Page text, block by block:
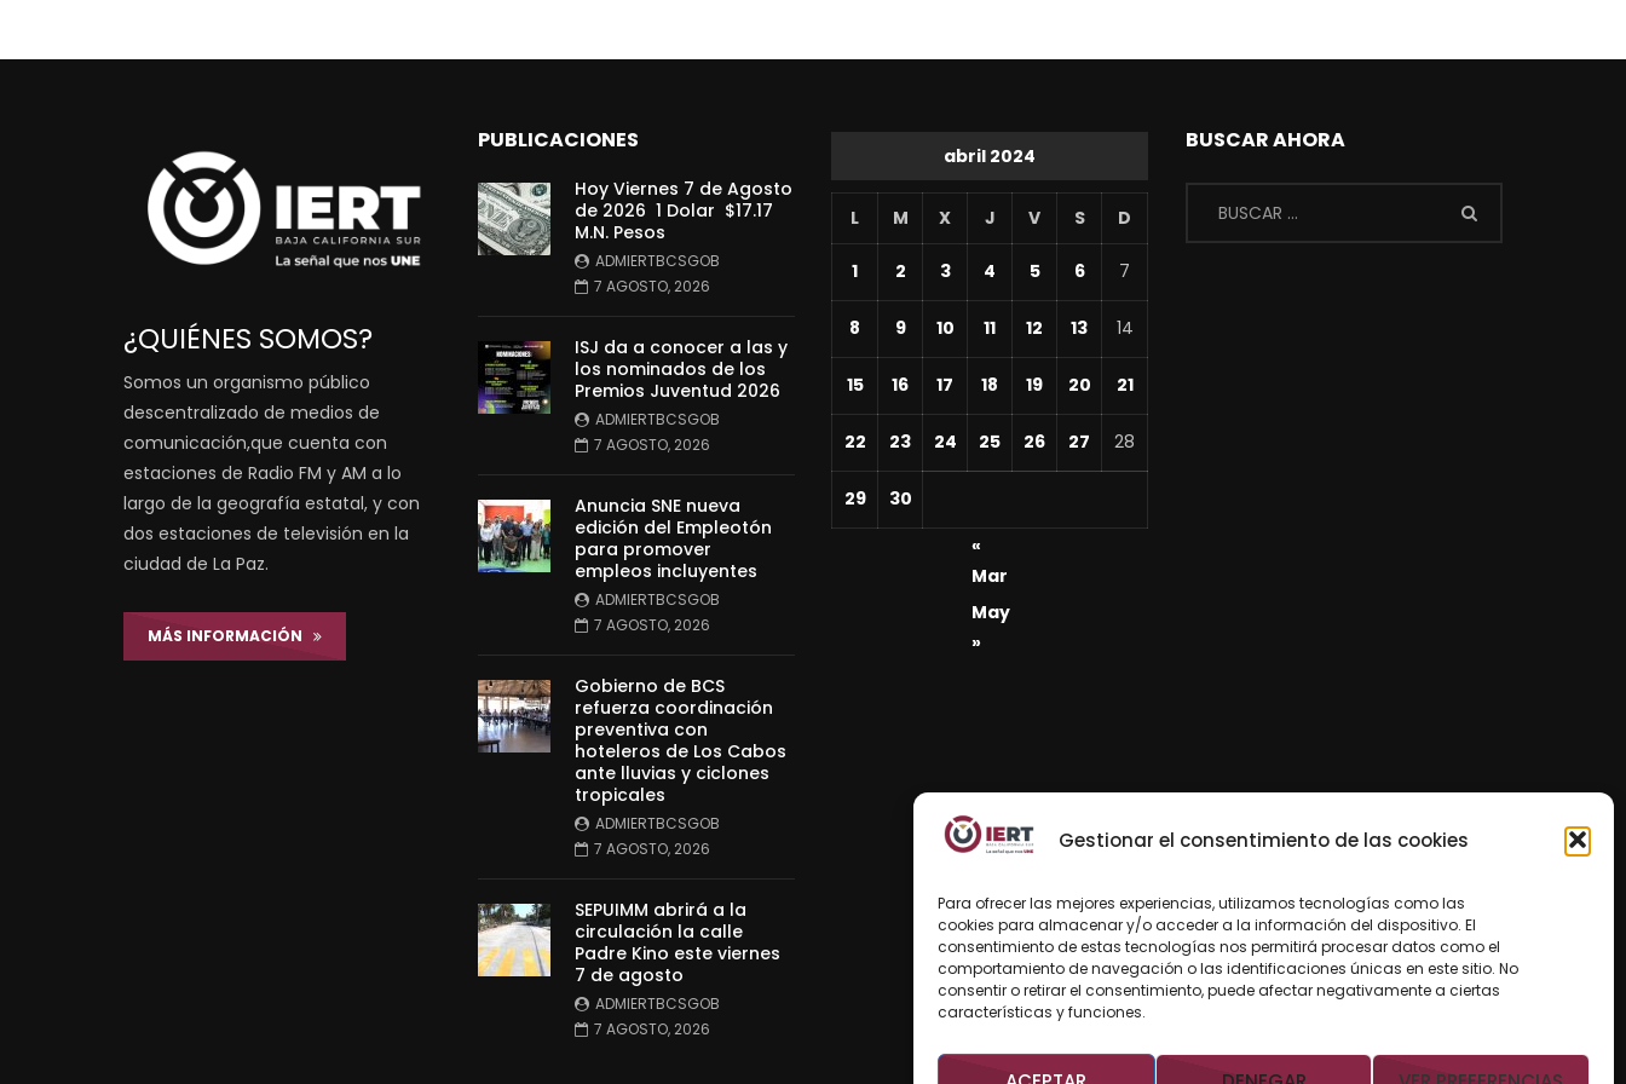
Gestionar el consentimiento de las cookies
Para ofrecer las mejores experiencias, utilizamos tecnologías como las
cookies para almacenar y/o acceder a la información del dispositivo. El
consentimiento de estas tecnologías nos permitirá procesar datos como el
comportamiento de navegación o las identificaciones únicas en este sitio. No
consentir o retirar el consentimiento, puede afectar negativamente a ciertas
características y funciones.
¿QUIÉNES SOMOS?
Somos un organismo público
descentralizado de medios de
comunicación,que cuenta con
estaciones de Radio FM y AM a lo
largo de la geografía estatal, y con
dos estaciones de televisión en la
ciudad de La Paz.
MÁS INFORMACIÓN
PUBLICACIONES
Hoy Viernes 7 de Agosto
de 2026 1 Dolar $17.17
M.N. Pesos
ADMIERTBCSGOB
7 AGOSTO, 2026
ISJ da a conocer a las y
los nominados de los
Premios Juventud 2026
ADMIERTBCSGOB
7 AGOSTO, 2026
Anuncia SNE nueva
edición del Empleotón
para promover
empleos incluyentes
ADMIERTBCSGOB
7 AGOSTO, 2026
Gobierno de BCS
refuerza coordinación
preventiva con
hoteleros de Los Cabos
ante lluvias y ciclones
tropicales
ADMIERTBCSGOB
7 AGOSTO, 2026
SEPUIMM abrirá a la
circulación la calle
Padre Kino este viernes
7 de agosto
ADMIERTBCSGOB
7 AGOSTO, 2026
abril 2024
L M X J V S D
1 2 3 4 5 6 7
8 9 10 11 12 13 14
15 16 17 18 19 20 21
22 23 24 25 26 27 28
29
30
«
Mar
May
»
BUSCAR AHORA